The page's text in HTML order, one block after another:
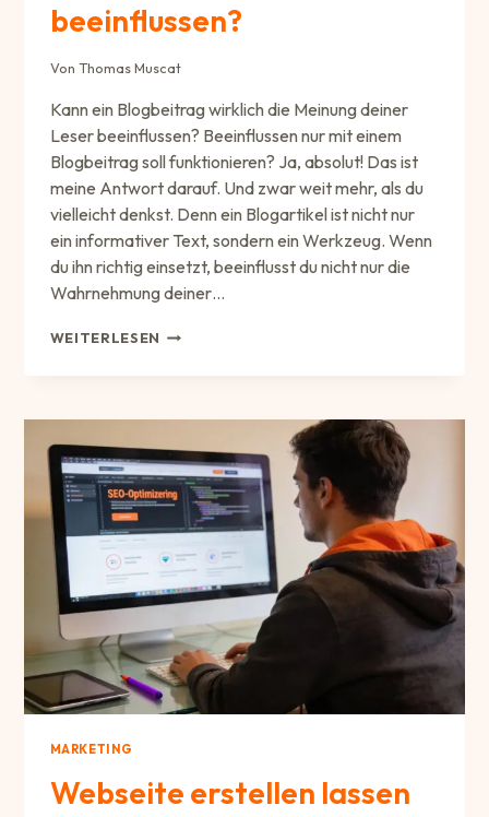
beeinflussen?
Von Thomas Muscat
Kann ein Blogbeitrag wirklich die Meinung deiner
Leser beeinflussen? Beeinflussen nur mit einem
Blogbeitrag soll funktionieren? Ja, absolut! Das ist
meine Antwort darauf. Und zwar weit mehr, als du
vielleicht denkst. Denn ein Blogartikel ist nicht nur
ein informativer Text, sondern ein Werkzeug. Wenn
du ihn richtig einsetzt, beeinflusst du nicht nur die
Wahrnehmung deiner…
WEITERLESEN KANNST
BEEINFLUSSEN?
MARKETING
Webseite erstellen lassen